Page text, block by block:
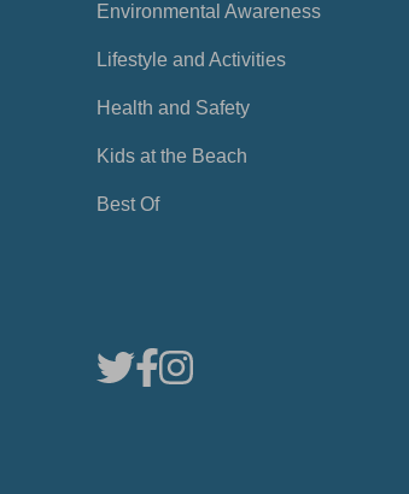
Environmental Awareness
Lifestyle and Activities
Health and Safety
Kids at the Beach
Best Of